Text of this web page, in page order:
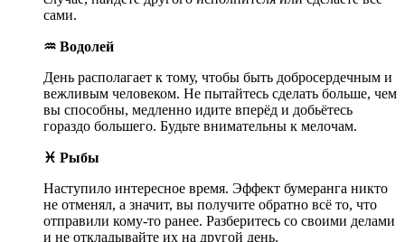
сами.
♒ Водолей
День располагает к тому, чтобы быть добросердечным и
вежливым человеком. Не пытайтесь сделать больше, чем
вы способны, медленно идите вперёд и добьётесь
гораздо большего. Будьте внимательны к мелочам.
♓ Рыбы
Наступило интересное время. Эффект бумеранга никто
не отменял, а значит, вы получите обратно всё то, что
отправили кому-то ранее. Разберитесь со своими делами
и не откладывайте их на другой день.